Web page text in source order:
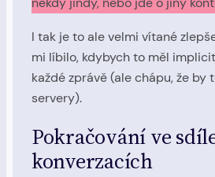
I tak je to ale velmi vítané
mi líbilo, kdybych to měl
každé zprávě (ale chápu, že by
servery).
Pokračování ve
konverzacích